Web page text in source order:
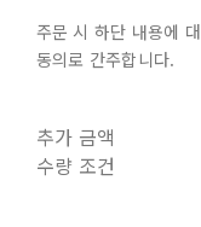
주문 시 하단 내용에
동의로 간주합니다.
추가 금액
수량 조건